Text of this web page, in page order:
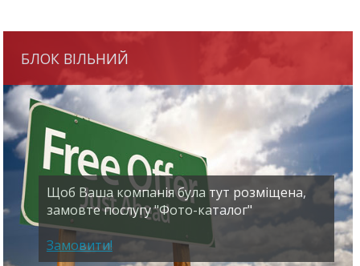
БЛОК ВІЛЬНИЙ
Щоб Ваша компанія була тут розміщена,
замовте послугу "Фото-каталог"
Замовити!